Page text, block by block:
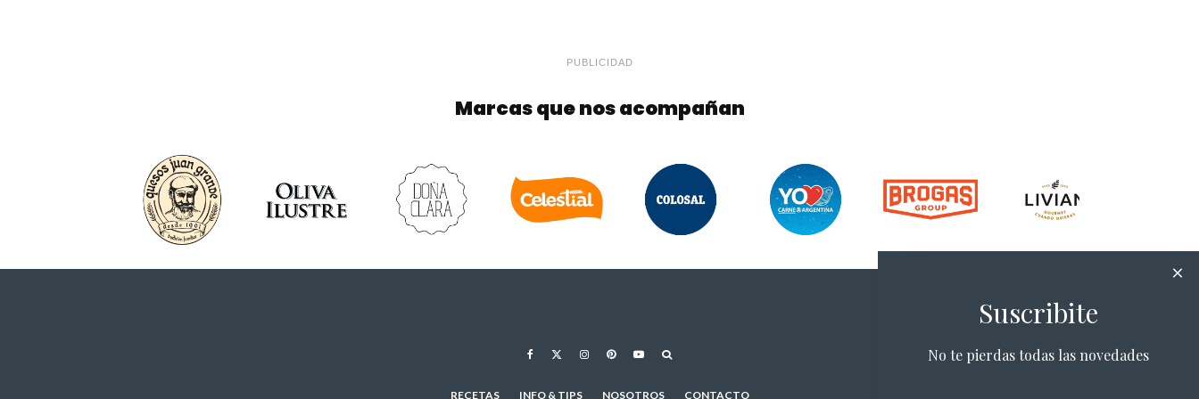
PUBLICIDAD
Marcas que nos acompañan
RECETAS INFO & TIPS NOSOTROS CONTACTO
Suscribite
No te pierdas todas las novedades